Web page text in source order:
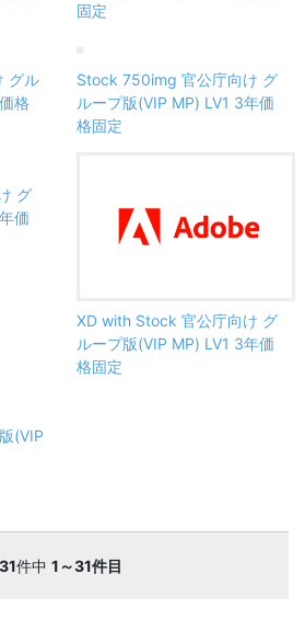
固定
グル
格
Stock 750img 官公庁向け グ
ループ版(VIP MP) LV1 3年価
格固定
グ
価
XD with Stock 官公庁向け グ
ループ版(VIP MP) LV1 3年価
格固定
(VIP
31件中 1～31件目